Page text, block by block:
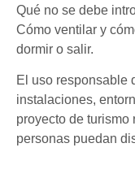
Qué no se debe
Cómo ventilar y
dormir o salir.
El uso responsable
instalaciones,
proyecto de
personas puedan